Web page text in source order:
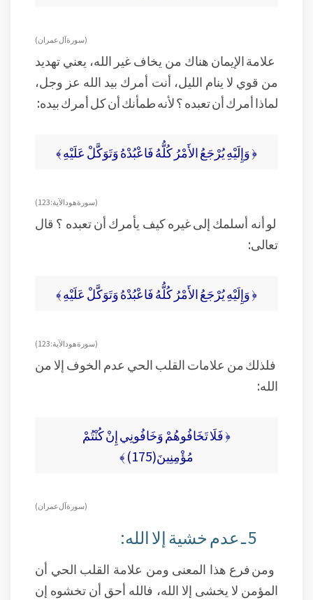
( سورة آل عمران )
علامة الإيمان هناك من يخاف غير الله، يعني تهديد
من قوي لا ينام الليل، أنت أمرك بيد الله عز وجل،
لماذا أمرك أن تعبده ؟ لأنه طمأنك أن كل أمرك بيده:
﴿ وَإِلَيْهِ يُرْجَعُ الأَمْرُ كُلُّهُ فَاعْبُدْهُ وَتَوَكَّلْ عَلَيْهِ ﴾
( سورة هود الآية: 123 )
لو أنه أسلمك إلى غيره كيف يأمرك أن تعبده ؟ قال
تعالى:
﴿ وَإِلَيْهِ يُرْجَعُ الأَمْرُ كُلُّهُ فَاعْبُدْهُ وَتَوَكَّلْ عَلَيْهِ ﴾
( سورة هود الآية: 123 )
فلذلك من علامات القلب الحي عدم الخوف إلا من
الله:
﴿ فَلَا تَخَافُوهُمْ وَخَافُونِي إِنْ كُنْتُمْ
مُؤْمِنِينَ(175) ﴾
( سورة آل عمران )
5 ـ عدم خشية إلا الله:
ومن فرع هذا المعنى ومن علامة القلب الحي أن
المؤمن لا يخشى إلا الله، فالله أحق أن تخشوه إن